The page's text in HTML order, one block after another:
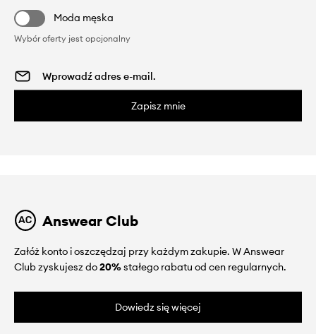
Moda męska
Wybór oferty jest opcjonalny
Zapisz mnie
Answear Club
Załóż konto i oszczędzaj przy każdym zakupie. W Answear
Club zyskujesz do20%stałego rabatu od cen regularnych.
Dowiedz się więcej